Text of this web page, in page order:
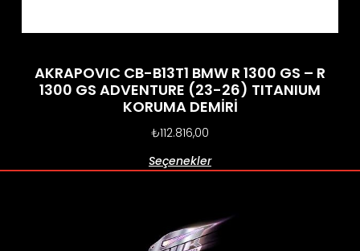
AKRAPOVIC CB-B13T1 BMW R 1300 GS – R
1300 GS ADVENTURE (23-26) TITANIUM
KORUMA DEMİRİ
₺112.816,00
Seçenekler